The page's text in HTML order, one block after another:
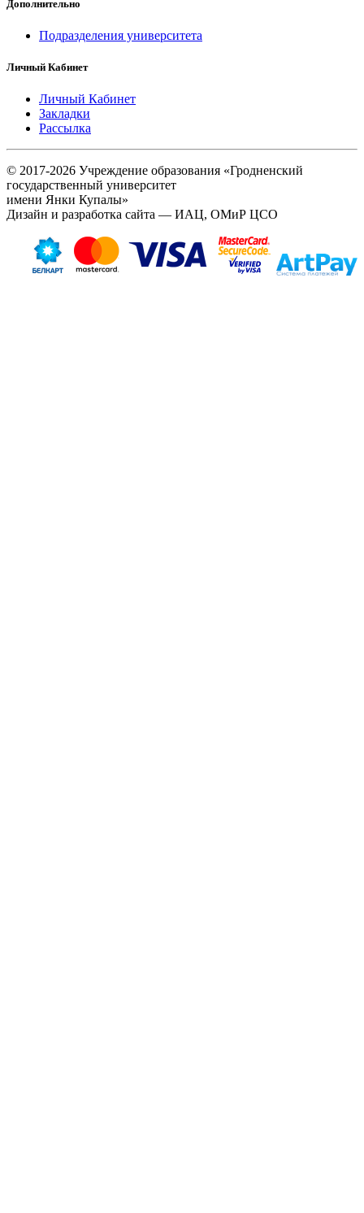
Дополнительно
Подразделения университета
Личный Кабинет
Личный Кабинет
Закладки
Рассылка
© 2017-2026 Учреждение образования «Гродненский
государственный университет
имени Янки Купалы»
Дизайн и разработка сайта — ИАЦ, ОМиР ЦСО